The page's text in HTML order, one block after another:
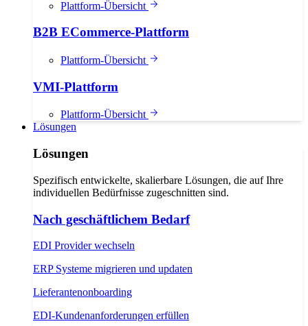
Plattform-Übersicht
B2B ECommerce-Plattform
Plattform-Übersicht
VMI-Plattform
Plattform-Übersicht
Lösungen
Lösungen
Spezifisch entwickelte, skalierbare Lösungen, die auf Ihre
individuellen Bedürfnisse zugeschnitten sind.
Nach geschäftlichem Bedarf
EDI Provider wechseln
ERP Systeme migrieren und updaten
Lieferantenonboarding
EDI-Kundenanforderungen erfüllen